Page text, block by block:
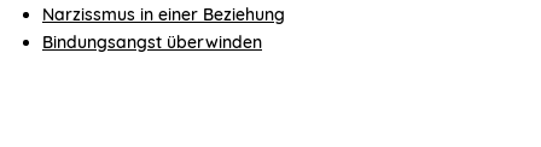
Narzissmus in einer Beziehung
Bindungsangst überwinden